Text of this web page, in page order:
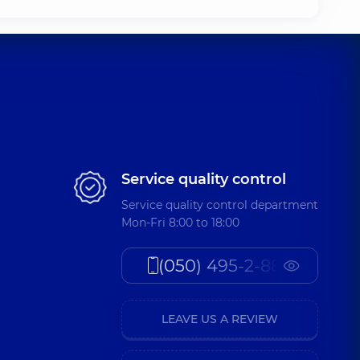
Service quality control
Service quality control department
Mon-Fri 8:00 to 18:00
(050) 495-2-888
LEAVE US A REVIEW